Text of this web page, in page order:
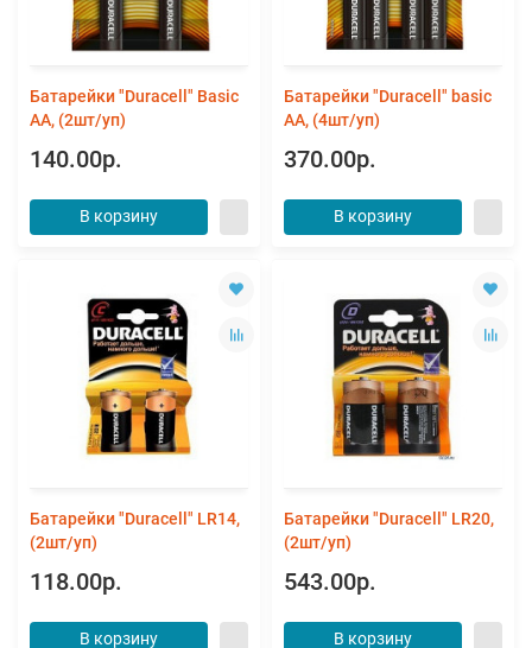
Батарейки "Duracell" Basic
АА, (2шт/уп)
140.00р.
В корзину
Батарейки "Duracell" basic
АА, (4шт/уп)
370.00р.
В корзину
Батарейки "Duracell" LR14,
(2шт/уп)
118.00р.
В корзину
Батарейки "Duracell" LR20,
(2шт/уп)
543.00р.
В корзину